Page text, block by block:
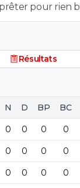
pour rien
Résultats
N D BP BC
0 0 0 0
0 0 0 0
0 0 0 0